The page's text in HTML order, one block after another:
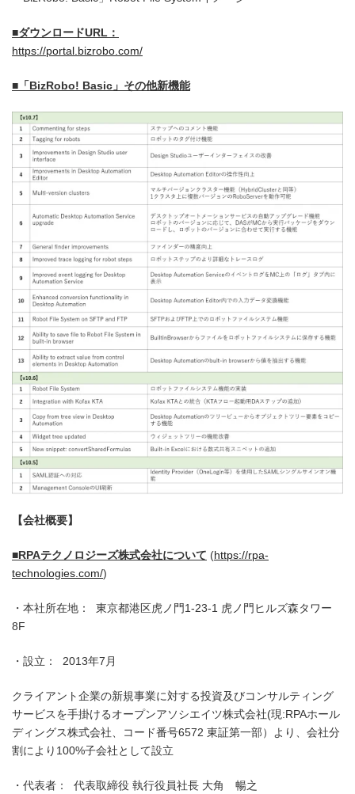
■ダウンロードURL ：
https://portal.bizrobo.com/
■「BizRobo! Basic 」その他新機能
【会社概要】
■RPAテクノロジーズ株式会社について (https://rpa-
technologies.com/)
・本社所在地： 東京都港区虎ノ門1-23-1 虎ノ門ヒルズ森タワー
8F
・設立： 2013年7月
クライアント企業の新規事業に対する投資及びコンサルティング
サービスを手掛けるオープンアソシエイツ株式会社(現:RPAホール
ディングス株式会社、コード番号6572 東証第一部）より、会社分
割により100%子会社として設立
・代表者： 代表取締役 執行役員社長 大角 暢之